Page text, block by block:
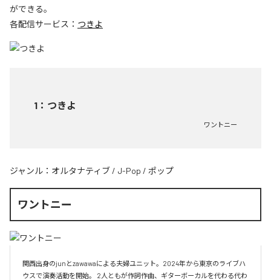
ができる。
各配信サービス： つきよ
1 ： つきよ
ワントニー
ジャンル： オルタナティブ / J-Pop / ポップ
ワントニー
関西出身のjunとzawawaによる夫婦ユニット。2024年から東京のライブハ
ウスで演奏活動を開始。 2人ともが作詞作曲、ギターボーカルを代わる代わ